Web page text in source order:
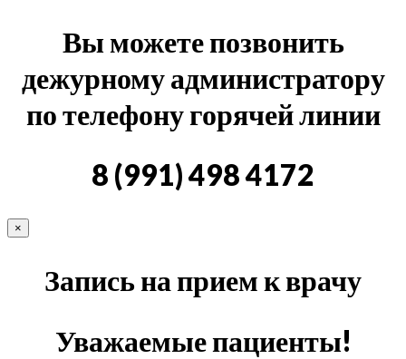
Вы можете позвонить
дежурному администратору
по телефону горячей линии
8 (991) 498 4172
×
Запись на прием к врачу
Уважаемые пациенты!